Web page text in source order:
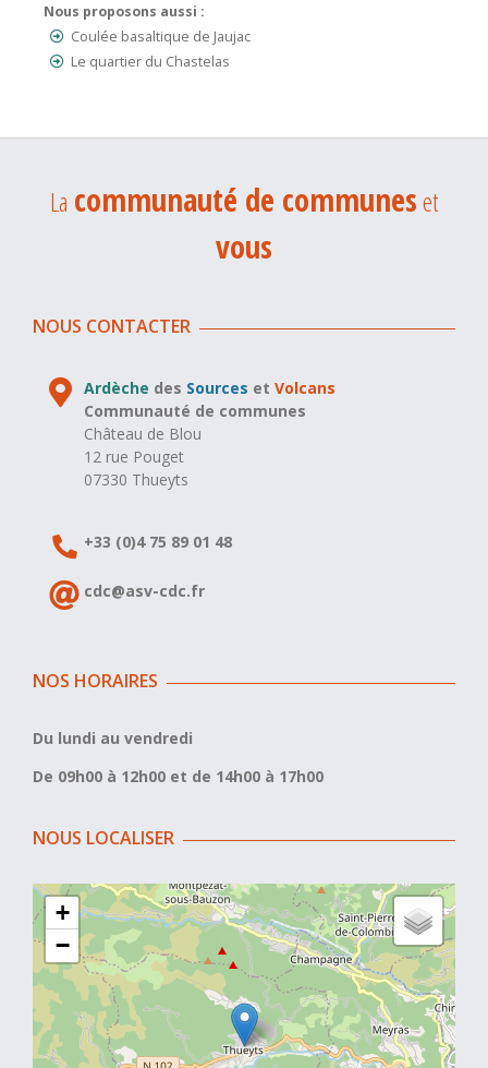
Nous proposons aussi :
Coulée basaltique de Jaujac
Le quartier du Chastelas
La communauté de communeset
vous
NOUS CONTACTER
Ardèche des Sources etVolcans
Communauté de communes
Château de Blou
12 rue Pouget
07330 Thueyts
+33 (0)4 75 89 01 48
cdc@asv-cdc.fr
NOS HORAIRES
Du lundi au vendredi
De 09h00 à 12h00 et de 14h00 à 17h00
NOUS LOCALISER
+
−